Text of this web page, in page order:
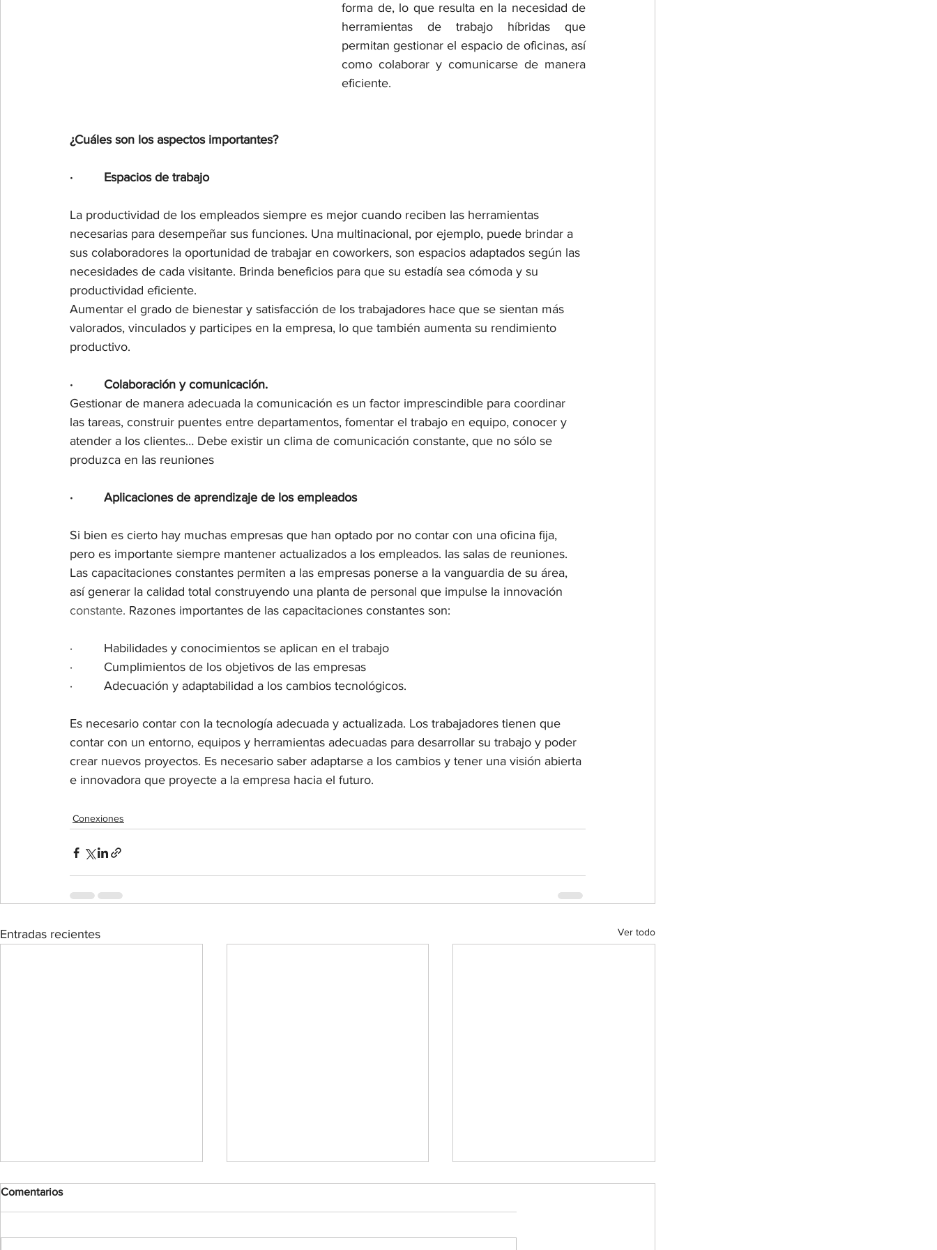
forma de, lo que resulta en la necesidad de
herramientas de trabajo híbridas que
permitan gestionar el espacio de oficinas, así
como colaborar y comunicarse de manera
eficiente.
¿Cuáles son los aspectos importantes?
·         Espacios de trabajo
La productividad de los empleados siempre es mejor cuando reciben las herramientas
necesarias para desempeñar sus funciones. Una multinacional, por ejemplo, puede brindar a
sus colaboradores la oportunidad de trabajar en coworkers, son espacios adaptados según las
necesidades de cada visitante. Brinda beneficios para que su estadía sea cómoda y su
productividad eficiente.
Aumentar el grado de bienestar y satisfacción de los trabajadores hace que se sientan más
valorados, vinculados y participes en la empresa, lo que también aumenta su rendimiento
productivo.
·         Colaboración y comunicación.
Gestionar de manera adecuada la comunicación es un factor imprescindible para coordinar
las tareas, construir puentes entre departamentos, fomentar el trabajo en equipo, conocer y
atender a los clientes… Debe existir un clima de comunicación constante, que no sólo se
produzca en las reuniones
·         Aplicaciones de aprendizaje de los empleados
Si bien es cierto hay muchas empresas que han optado por no contar con una oficina fija,
pero es importante siempre mantener actualizados a los empleados. las salas de reuniones.
Las capacitaciones constantes permiten a las empresas ponerse a la vanguardia de su área,
así generar la calidad total construyendo una planta de personal que impulse la innovación
constante. Razones importantes de las capacitaciones constantes son:
·         Habilidades y conocimientos se aplican en el trabajo
·         Cumplimientos de los objetivos de las empresas
·         Adecuación y adaptabilidad a los cambios tecnológicos.
Es necesario contar con la tecnología adecuada y actualizada. Los trabajadores tienen que
contar con un entorno, equipos y herramientas adecuadas para desarrollar su trabajo y poder
crear nuevos proyectos. Es necesario saber adaptarse a los cambios y tener una visión abierta
e innovadora que proyecte a la empresa hacia el futuro.
Conexiones
Entradas recientes Ver todo
Comentarios